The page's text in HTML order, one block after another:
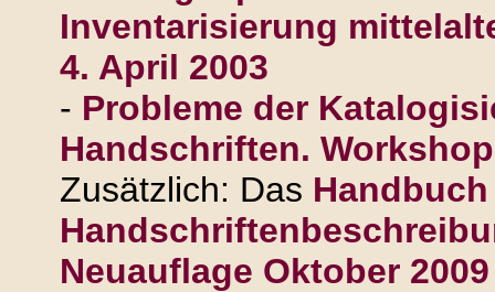
Inventarisierung
4. April 2003
- Probleme der
Handschriften.
Zusätzlich: Das
Neuauflage Oktober